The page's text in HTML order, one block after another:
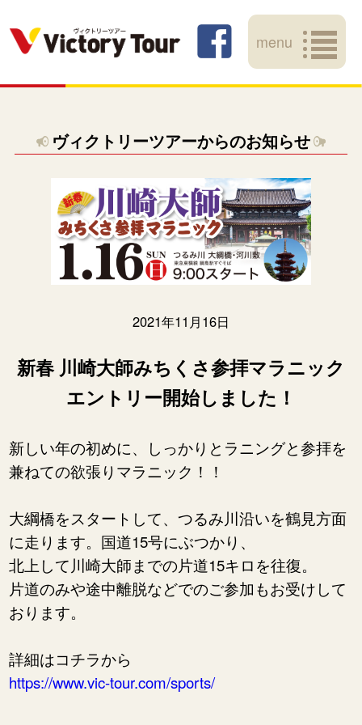
menu
ヴィクトリーツアーからのお知らせ
2021年11月16日
新春 川崎大師みちくさ参拝マラニック
エントリー開始しました！
新しい年の初めに、しっかりとラニングと参拝を
兼ねての欲張りマラニック！！
大綱橋をスタートして、つるみ川沿いを鶴見方面
に走ります。国道15号にぶつかり、
北上して川崎大師までの片道15キロを往復。
片道のみや途中離脱などでのご参加もお受けして
おります。
詳細はコチラから
https://www.vic-tour.com/sports/